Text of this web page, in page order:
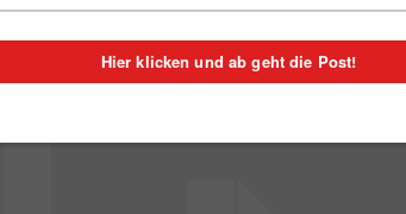
beiden Schweizer Städte Platz 5 und 6...